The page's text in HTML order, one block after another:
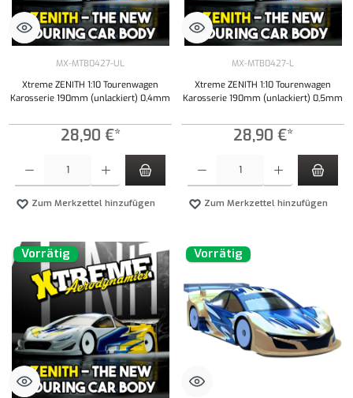
MX-MTB0427-UL
Xtreme ZENITH 1:10 Tourenwagen
Karosserie 190mm (unlackiert) 0,4mm
28,90 €*
Zum Merkzettel hinzufügen
MX-MTB0427-L
Xtreme ZENITH 1:10 Tourenwagen
Karosserie 190mm (unlackiert) 0,5mm
28,90 €*
Zum Merkzettel hinzufügen
Vorrätig Vorrätig